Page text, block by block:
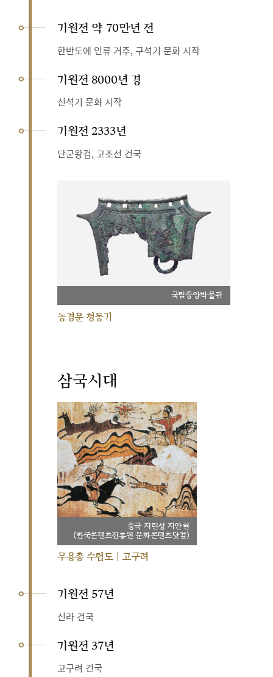
기원전 약 70만년 전
한반도에 인류 거주, 구석기 문화 시작
기원전 8000년 경
신석기 문화 시작
기원전 2333년
단군왕검, 고조선 건국
국립중앙박물관
농경문 청동기
삼국시대
중국 지린성 지안현
(한국콘텐츠진흥원 문화콘텐츠닷컴)
무용총 수렵도 | 고구려
기원전 57년
신라 건국
기원전 37년
고구려 건국